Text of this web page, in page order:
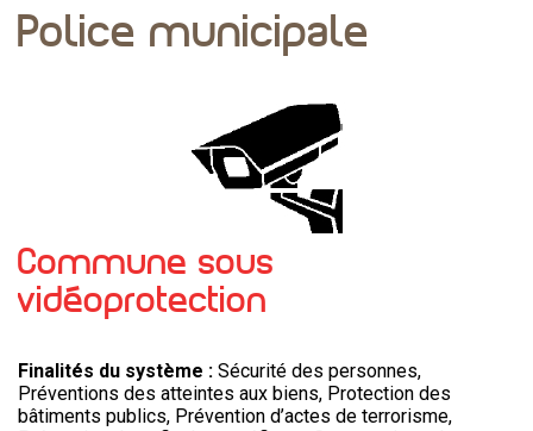
Police municipale
Commune sous
vidéoprotection
Finalités du système : Sécurité des personnes,
Préventions des atteintes aux biens, Protection des
bâtiments publics, Prévention d’actes de terrorisme,